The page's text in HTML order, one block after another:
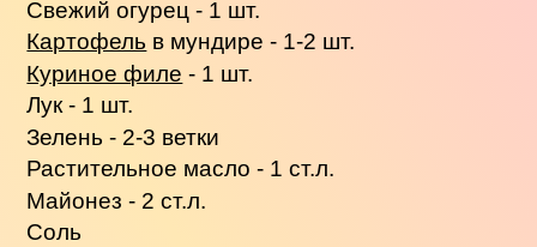
Свежий огурец - 1 шт.
Картофель в мундире - 1-2 шт.
Куриное филе - 1 шт.
Лук - 1 шт.
Зелень - 2-3 ветки
Растительное масло - 1 ст.л.
Майонез - 2 ст.л.
Соль